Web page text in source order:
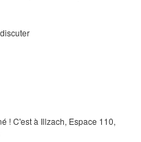
! C'est à Illzach, Espace 110,